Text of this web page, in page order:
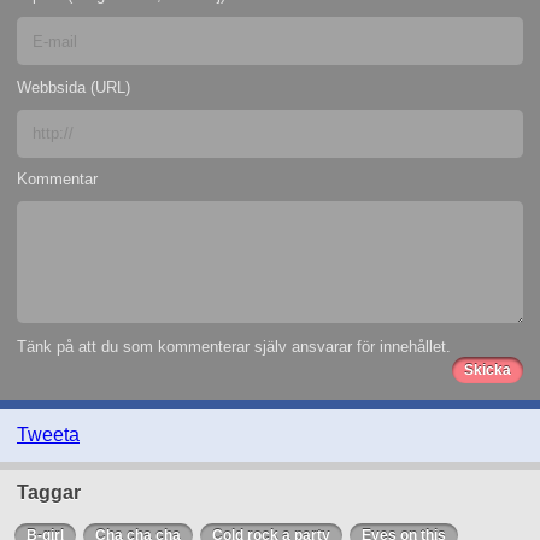
Webbsida (URL)
Kommentar
Tänk på att du som kommenterar själv ansvarar för innehållet.
Tweeta
Taggar
B-girl Cha cha cha Cold rock a party Eyes on this